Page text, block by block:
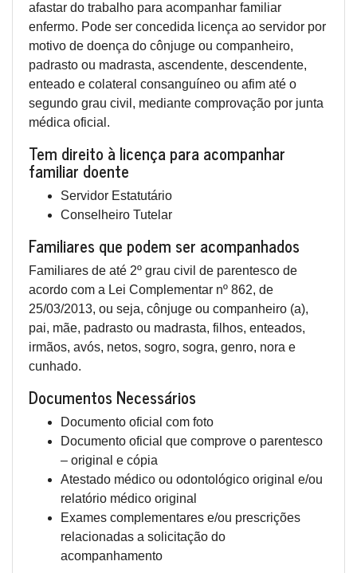
afastar do trabalho para acompanhar familiar
enfermo. Pode ser concedida licença ao servidor por
motivo de doença do cônjuge ou companheiro,
padrasto ou madrasta, ascendente, descendente,
enteado e colateral consanguíneo ou afim até o
segundo grau civil, mediante comprovação por junta
médica oficial.
Tem direito à licença para acompanhar
familiar doente
Servidor Estatutário
Conselheiro Tutelar
Familiares que podem ser acompanhados
Familiares de até 2º grau civil de parentesco de
acordo com a Lei Complementar nº 862, de
25/03/2013, ou seja, cônjuge ou companheiro (a),
pai, mãe, padrasto ou madrasta, filhos, enteados,
irmãos, avós, netos, sogro, sogra, genro, nora e
cunhado.
Documentos Necessários
Documento oficial com foto
Documento oficial que comprove o parentesco
– original e cópia
Atestado médico ou odontológico original e/ou
relatório médico original
Exames complementares e/ou prescrições
relacionadas a solicitação do
acompanhamento